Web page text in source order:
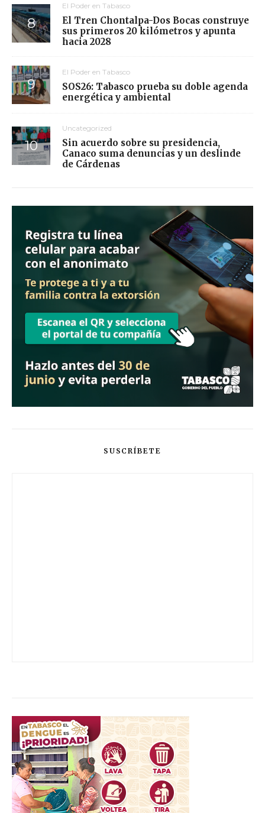
El Poder en Tabasco
El Tren Chontalpa-Dos Bocas construye
sus primeros 20 kilómetros y apunta
hacia 2028
El Poder en Tabasco
SOS26: Tabasco prueba su doble agenda
energética y ambiental
Uncategorized
Sin acuerdo sobre su presidencia,
Canaco suma denuncias y un deslinde
de Cárdenas
SUSCRÍBETE